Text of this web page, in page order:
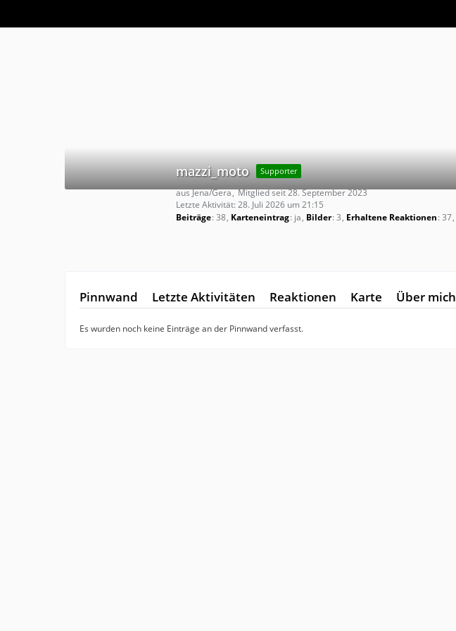
mazzi_moto Supporter
aus Jena/Gera Mitglied seit 28. September 2023
Letzte Aktivität:28. Juli 2026 um 21:15
Beiträge 38 Karteneintrag ja Bilder 3 Erhaltene Reaktionen 37
Pinnwand Letzte Aktivitäten Reaktionen Karte Über mich
Es wurden noch keine Einträge an der Pinnwand verfasst.